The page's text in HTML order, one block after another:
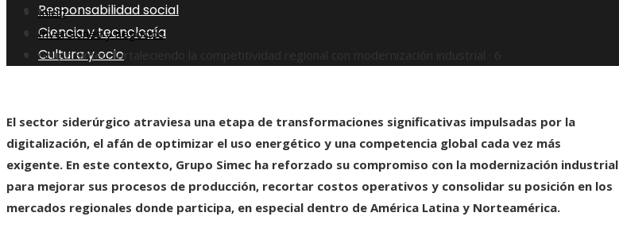
Responsabilidad social
Ciencia y tecnología
Cultura y ocio
Inicio
Inversiones y negocios
Grupo Simec: fortaleciendo la competitividad regional con modernización industrial · 6
El sector siderúrgico atraviesa una etapa de transformaciones significativas impulsadas por la
digitalización, el afán de optimizar el uso energético y una competencia global cada vez más
exigente. En este contexto, Grupo Simec ha reforzado su compromiso con la modernización industrial
para mejorar sus procesos de producción, recortar costos operativos y consolidar su posición en los
mercados regionales donde participa, en especial dentro de América Latina y Norteamérica.